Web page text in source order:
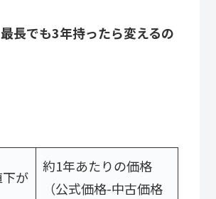
最長でも3年持ったら変えるの
が
約1年あたりの価格
（公式価格-中古価格